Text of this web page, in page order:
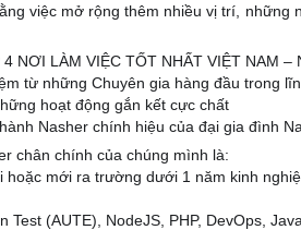
việc mở rộng thêm nhiều vị trí, những
4 NƠI LÀM VIỆC TỐT NHẤT VIỆT NAM –
từ những Chuyên gia hàng đầu trong
hoạt động gắn kết cực chất
Nasher chính hiệu của đại gia đình
chân chính của chúng mình là:
hoặc mới ra trường dưới 1 năm kinh
Test (AUTE), NodeJS, PHP, DevOps,